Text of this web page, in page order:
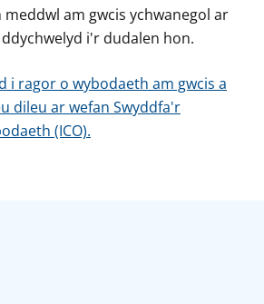
meddwl am gwcis ychwanegol ar
i'r dudalen hon.
i ragor o wybodaeth am gwcis a
dileu ar wefan Swyddfa'r
(ICO).